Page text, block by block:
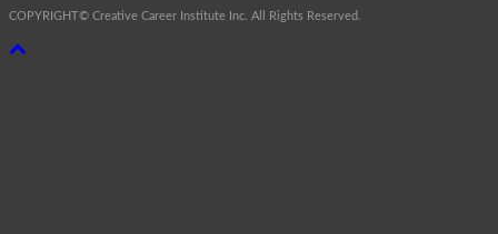
COPYRIGHT© Creative Career Institute Inc. All Rights Reserved.